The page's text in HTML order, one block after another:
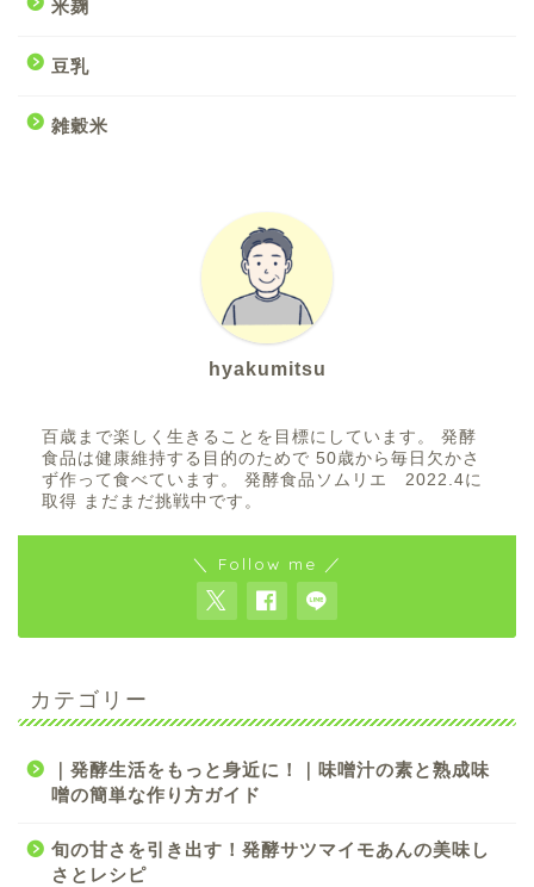
米麹
豆乳
雑穀米
hyakumitsu
百歳まで楽しく生きることを目標にしています。 発酵
食品は健康維持する目的のためで 50歳から毎日欠かさ
ず作って食べています。 発酵食品ソムリエ 2022.4に
取得 まだまだ挑戦中です。
＼ Follow me ／
カテゴリー
｜発酵生活をもっと身近に！｜味噌汁の素と熟成味
噌の簡単な作り方ガイド
旬の甘さを引き出す！発酵サツマイモあんの美味し
さとレシピ